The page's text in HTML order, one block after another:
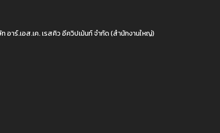
อาร์.เอส.เค. เรสคิว อีควิปเม้นท์ จำกัด (สำนักงานใหญ่)